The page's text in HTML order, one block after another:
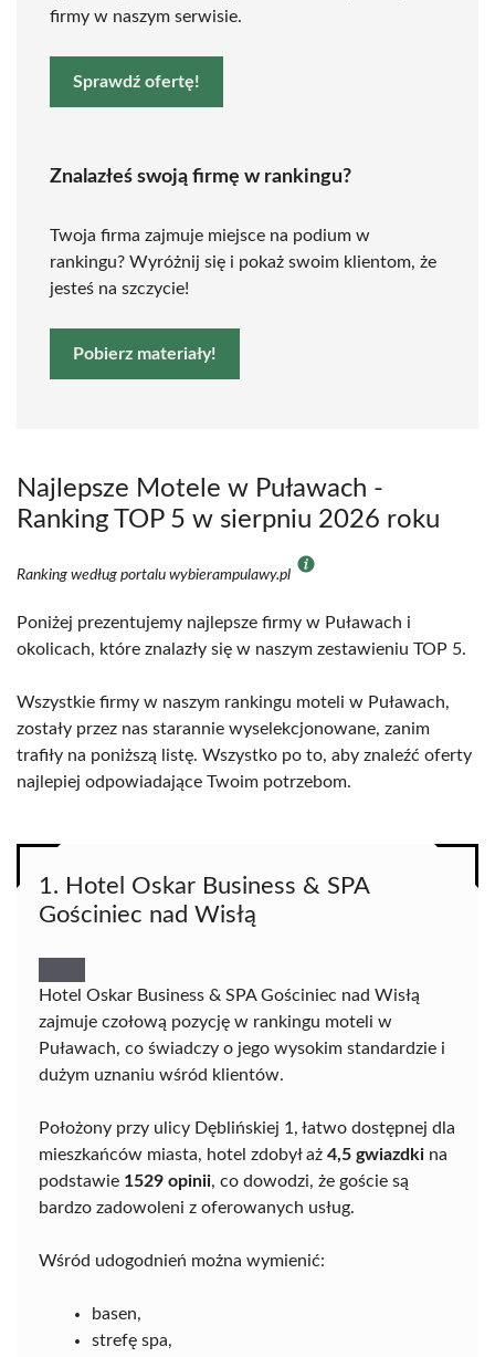
firmy w naszym serwisie.
Sprawdź ofertę!
Znalazłeś swoją firmę w rankingu?
Twoja firma zajmuje miejsce na podium w
rankingu? Wyróżnij się i pokaż swoim klientom, że
jesteś na szczycie!
Pobierz materiały!
Najlepsze Motele w Puławach -
Ranking TOP 5 w sierpniu 2026 roku
Ranking według portalu wybierampulawy.pl
Poniżej prezentujemy najlepsze firmy w Puławach i
okolicach, które znalazły się w naszym zestawieniu TOP 5.
Wszystkie firmy w naszym rankingu moteli w Puławach,
zostały przez nas starannie wyselekcjonowane, zanim
trafiły na poniższą listę. Wszystko po to, aby znaleźć oferty
najlepiej odpowiadające Twoim potrzebom.
1. Hotel Oskar Business & SPA
Gościniec nad Wisłą
Hotel Oskar Business & SPA Gościniec nad Wisłą
zajmuje czołową pozycję w rankingu moteli w
Puławach, co świadczy o jego wysokim standardzie i
dużym uznaniu wśród klientów.
Położony przy ulicy Dęblińskiej 1, łatwo dostępnej dla
mieszkańców miasta, hotel zdobył aż 4,5 gwiazdki na
podstawie 1529 opinii, co dowodzi, że goście są
bardzo zadowoleni z oferowanych usług.
Wśród udogodnień można wymienić:
basen,
strefę spa,